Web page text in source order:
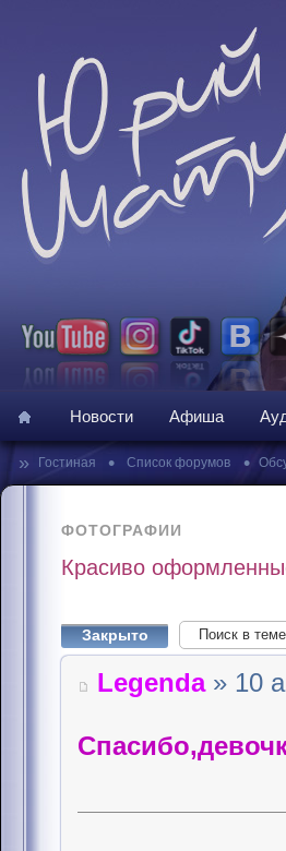
Новости Афиша
» Гостиная • Список форумов •
ФОТОГРАФИИ
Красиво
Закрыто
Legenda» 10